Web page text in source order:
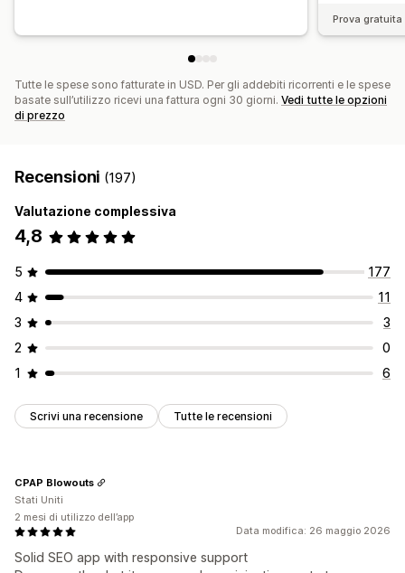
Prova
Tutte le spese sono fatturate in USD. Per gli addebiti ricorrenti e le spese
basate sull’utilizzo ricevi una fattura ogni 30 giorni. Vedi tutte le opzioni
di prezzo
Recensioni (197)
Valutazione complessiva
4,8
5
177
4
11
3
3
2
0
1
6
Scrivi una recensione Tutte le recensioni
Data modifica: 26 maggio 2026
Solid SEO app with responsive support
CPAP Blowouts
Stati Uniti
2 mesi di utilizzo dell’app